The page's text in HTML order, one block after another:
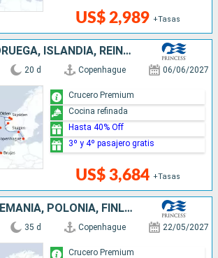
US$ 2,989 +Tasas
DINAMARCA, NORUEGA, ISLANDIA, REINO UNIDO, BÉLGICA
20 d Copenhague 06/06/2027
US$ 3,684 +Tasas
Crucero Premium
Cocina refinada
Hasta 40% Off
3º y 4º pasajero gratis
DINAMARCA, ALEMANIA, POLONIA, FINLANDIA, ESTONIA, SUECIA, NORUEGA, ISLANDIA, REINO UNIDO, BÉLGICA
35 d Copenhague 22/05/2027
Crucero Premium